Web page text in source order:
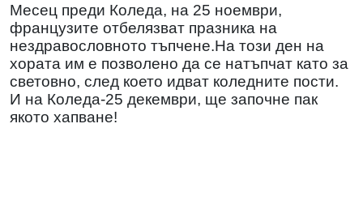
Месец преди Коледа, на 25 ноември,
французите отбелязват празника на
нездравословното тъпчене.На този ден на
хората им е позволено да се натъпчат като за
световно, след което идват коледните пости.
И на Коледа-25 декември, ще започне пак
якото хапване!